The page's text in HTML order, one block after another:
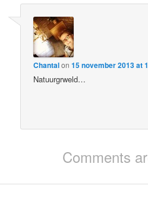
Chantalon15 november 2013 at
Natuurgrweld…
Comments